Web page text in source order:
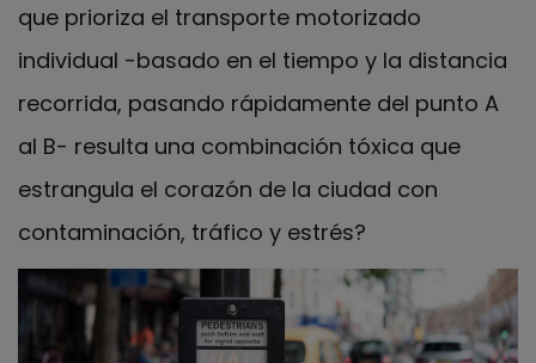
que prioriza el transporte motorizado
individual -basado en el tiempo y la distancia
recorrida, pasando rápidamente del punto A
al B- resulta una combinación tóxica que
estrangula el corazón de la ciudad con
contaminación, tráfico y estrés?